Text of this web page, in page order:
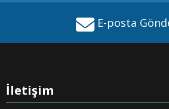
E-posta
İletişim